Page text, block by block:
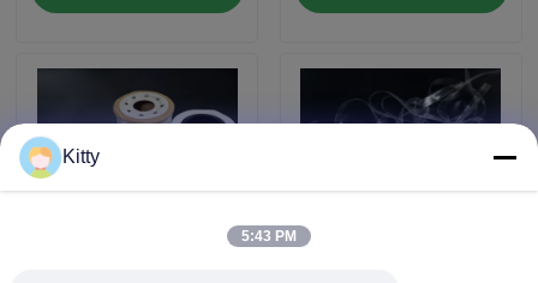
Υποθέσεις
Ζητήστε μια προσφορά
Kitty
5:43 PM